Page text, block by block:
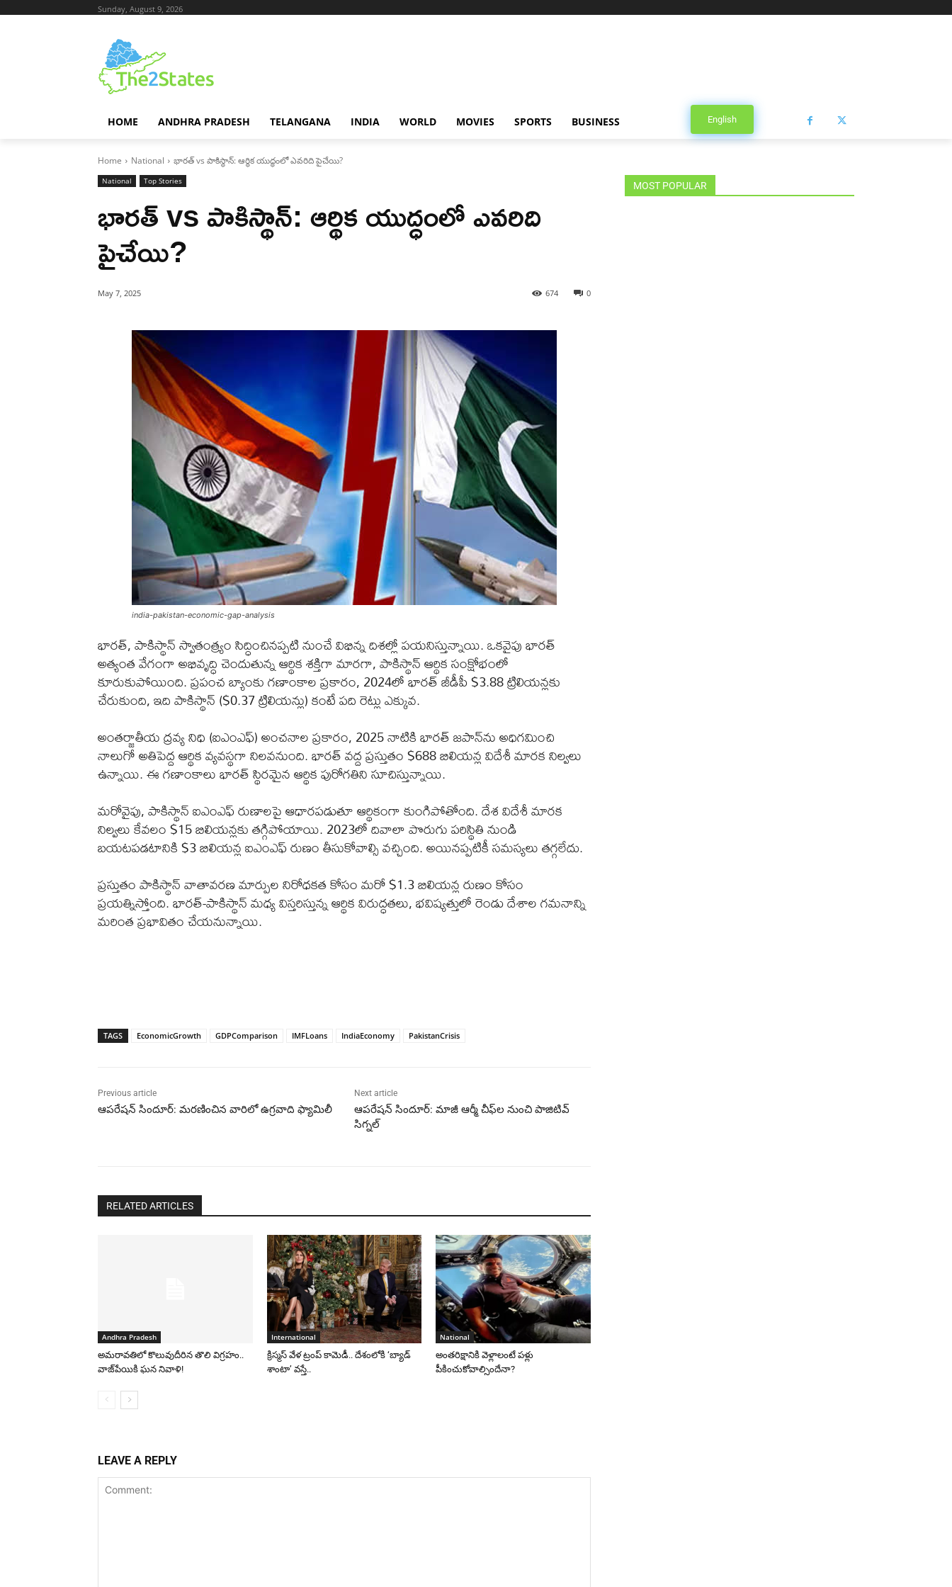
Sunday, August 9, 2026
HOME ANDHRA PRADESH TELANGANA INDIA WORLD MOVIES SPORTS BUSINESS English
Home National భారత్ vs పాకిస్థాన్: ఆర్థిక యుద్ధంలో ఎవరిది పైచేయి?
National Top Stories
భారత్ vs పాకిస్థాన్: ఆర్థిక యుద్ధంలో ఎవరిది
పైచేయి?
May 7, 2025 0
674
india-pakistan-economic-gap-analysis
భారత్, పాకిస్థాన్ స్వాతంత్ర్యం సిద్ధించినప్పటి నుంచే విభిన్న దిశల్లో పయనిస్తున్నాయి. ఒకవైపు భారత్
అత్యంత వేగంగా అభివృద్ధి చెందుతున్న ఆర్థిక శక్తిగా మారగా, పాకిస్థాన్ ఆర్థిక సంక్షోభంలో
కూరుకుపోయింది. ప్రపంచ బ్యాంకు గణాంకాల ప్రకారం, 2024లో భారత్ జీడీపీ $3.88 ట్రిలియన్లకు
చేరుకుంది, ఇది పాకిస్థాన్ ($0.37 ట్రిలియన్లు) కంటే పది రెట్లు ఎక్కువ.
అంతర్జాతీయ ద్రవ్య నిధి (ఐఎంఎఫ్) అంచనాల ప్రకారం, 2025 నాటికి భారత్ జపాన్‌ను అధిగమించి
నాలుగో అతిపెద్ద ఆర్థిక వ్యవస్థగా నిలవనుంది. భారత్ వద్ద ప్రస్తుతం $688 బిలియన్ల విదేశీ మారక నిల్వలు
ఉన్నాయి. ఈ గణాంకాలు భారత్ స్థిరమైన ఆర్థిక పురోగతిని సూచిస్తున్నాయి.
మరోవైపు, పాకిస్థాన్ ఐఎంఎఫ్ రుణాలపై ఆధారపడుతూ ఆర్థికంగా కుంగిపోతోంది. దేశ విదేశీ మారక
నిల్వలు కేవలం $15 బిలియన్లకు తగ్గిపోయాయి. 2023లో దివాలా పొరుగు పరిస్థితి నుండి
బయటపడటానికి $3 బిలియన్ల ఐఎంఎఫ్ రుణం తీసుకోవాల్సి వచ్చింది. అయినప్పటికీ సమస్యలు తగ్గలేదు.
ప్రస్తుతం పాకిస్థాన్ వాతావరణ మార్పుల నిరోధకత కోసం మరో $1.3 బిలియన్ల రుణం కోసం
ప్రయత్నిస్తోంది. భారత్-పాకిస్థాన్ మధ్య విస్తరిస్తున్న ఆర్థిక విరుద్ధతలు, భవిష్యత్తులో రెండు దేశాల గమనాన్ని
మరింత ప్రభావితం చేయనున్నాయి.
TAGS EconomicGrowth GDPComparison IMFLoans IndiaEconomy PakistanCrisis
Previous article
ఆపరేషన్ సిందూర్: మరణించిన వారిలో ఉగ్రవాది ఫ్యామిలీ
Next article
ఆపరేషన్ సిందూర్‌: మాజీ ఆర్మీ చీఫ్‌ల నుంచి పాజిటివ్
సిగ్నల్
RELATED ARTICLES
Andhra Pradesh
అమరావతిలో కొలువుదీరిన తొలి విగ్రహం..
వాజ్‌పేయికి ఘన నివాళి!
International
క్రిస్మస్ వేళ ట్రంప్ కామెడీ.. దేశంలోకి ‘బ్యాడ్
శాంటా’ వస్తే..
National
అంతరిక్షానికి వెళ్లాలంటే పళ్లు
పీకించుకోవాల్సిందేనా?
LEAVE A REPLY
MOST POPULAR